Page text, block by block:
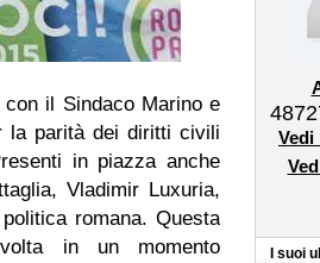
con il Sindaco Marino e
la parità dei diritti civili
in piazza anche
Vladimir Luxuria,
romana. Questa
in un momento
I suoi